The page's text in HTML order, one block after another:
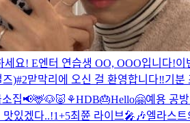
세요! E엔터 연습생 OO, OOO입니다!이
)#2맏막리에 오신 걸 환영합니다‼️기분
소집📢🦌🐶🐷⚘HDB🎂Hello🤗예용 공
맛있겠다..!1+5최쮼 라이브🎤🎶엘라스트